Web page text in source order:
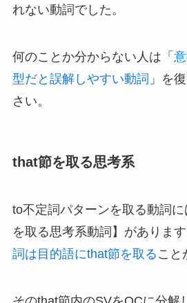
れない動詞でした。
何のことか分からない人は「
型だと誤解しやすい動詞 」を
さい。
that節を取る思考系
to不定詞パターンを取る動詞
を取る思考系動詞】があります
詞は目的語にthat節を取る こと